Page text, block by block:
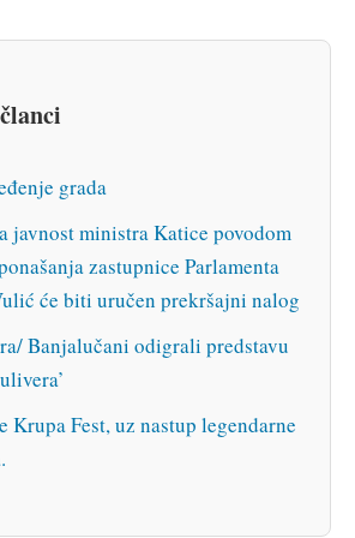
grada
javnost ministra Katice povodom
zastupnice Parlamenta
će biti uručen prekršajni nalog
Banjalučani odigrali predstavu
Krupa Fest, uz nastup legendarne